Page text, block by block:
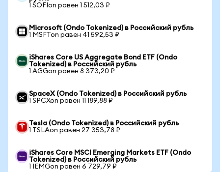
1 SOFIon равен 1 512,03 ₽
Microsoft (Ondo Tokenized) в Российский рубль
1 MSFTon равен 41 592,53 ₽
iShares Core US Aggregate Bond ETF (Ondo
Tokenized) в Российский рубль
1 AGGon равен 8 373,20 ₽
SpaceX (Ondo Tokenized) в Российский рубль
1 SPCXon равен 11 189,88 ₽
Tesla (Ondo Tokenized) в Российский рубль
1 TSLAon равен 27 353,78 ₽
iShares Core MSCI Emerging Markets ETF (Ondo
Tokenized) в Российский рубль
1 IEMGon равен 6 729,79 ₽